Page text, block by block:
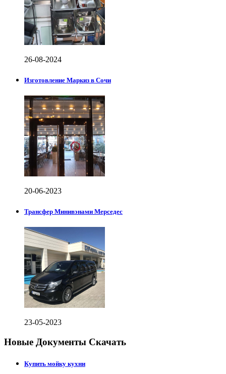
26-08-2024
Изготовление Маркиз в Сочи
20-06-2023
Трансфер Минивэнами Мерседес
23-05-2023
Новые Документы Скачать
Купить мойку кухни